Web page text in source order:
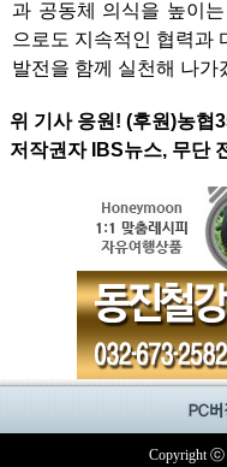
과 공동체 의식을 높이
으로도 지속적인 협력과
발전을 함께 실천해 나가
위 기사 응원! (후원)농협
저작권자 IBS뉴스, 무단
Copyright ⓒ